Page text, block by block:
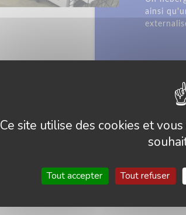
Ce site utilise des cookies et
Tout accepter Tout refuser
ainsi